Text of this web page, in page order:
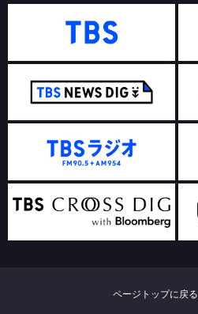
ページトップに戻る